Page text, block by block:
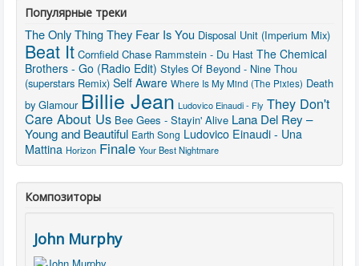
Популярные треки
The Only Thing They Fear Is You Disposal Unit (Imperium Mix)
Beat It Cornfield Chase Rammstein - Du Hast The Chemical
Brothers - Go (Radio Edit) Styles Of Beyond - Nine Thou
(superstars Remix) Self Aware Where Is My Mind (The Pixies) Death
by Glamour Billie Jean Ludovico Einaudi - Fly They Don't
Care About Us Bee Gees - Stayin' Alive Lana Del Rey –
Young and Beautiful Earth Song Ludovico Einaudi - Una
Mattina Horizon Finale Your Best Nightmare
Композиторы
John Murphy